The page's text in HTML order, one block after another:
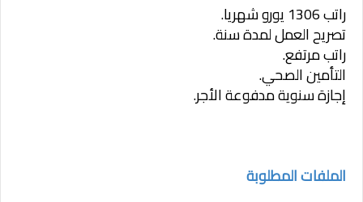
راتب 1306 يورو شهريا.
تصريح العمل لمدة سنة.
راتب مرتفع.
التأمين الصحي.
إجازة سنوية مدفوعة الأجر.
الملفات المطلوبة